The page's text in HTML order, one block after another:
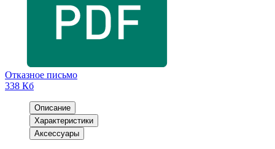
Отказное письмо
338 Кб
Описание
Характеристики
Аксессуары